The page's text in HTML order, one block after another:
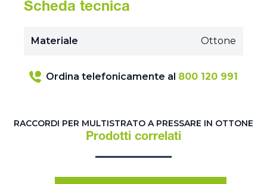
Scheda tecnica
Materiale Ottone
Ordina telefonicamente al 800 120 991
RACCORDI PER MULTISTRATO A PRESSARE IN OTTONE
Prodotti correlati